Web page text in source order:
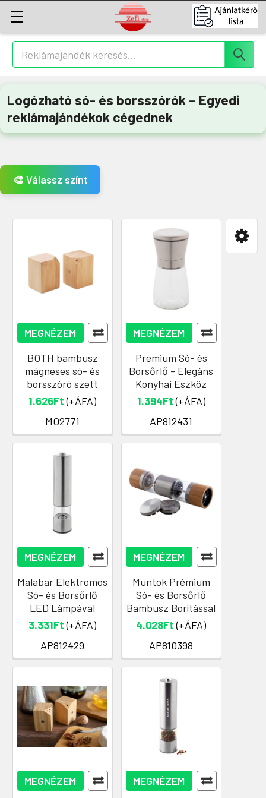
Keresés
Logózható só- és borsszórók – Egyedi
reklámajándékok cégednek
🎨 Válassz színt
MEGNÉZEM
BOTH bambusz
mágneses só- és
borsszóró szett
1.626Ft(+ÁFA)
MO2771
MEGNÉZEM
Premium Só- és
Borsőrlő - Elegáns
Konyhai Eszköz
1.394Ft(+ÁFA)
AP812431
MEGNÉZEM
Malabar Elektromos
Só- és Borsőrlő
LED Lámpával
3.331Ft(+ÁFA)
AP812429
MEGNÉZEM
Muntok Prémium
Só- és Borsőrlő
Bambusz Borítással
4.028Ft(+ÁFA)
AP810398
MEGNÉZEM
MEGNÉZEM